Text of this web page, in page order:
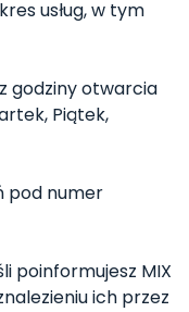
usług, w tym
godziny otwarcia
Piątek,
pod numer
poinformujesz MIX
ich przez